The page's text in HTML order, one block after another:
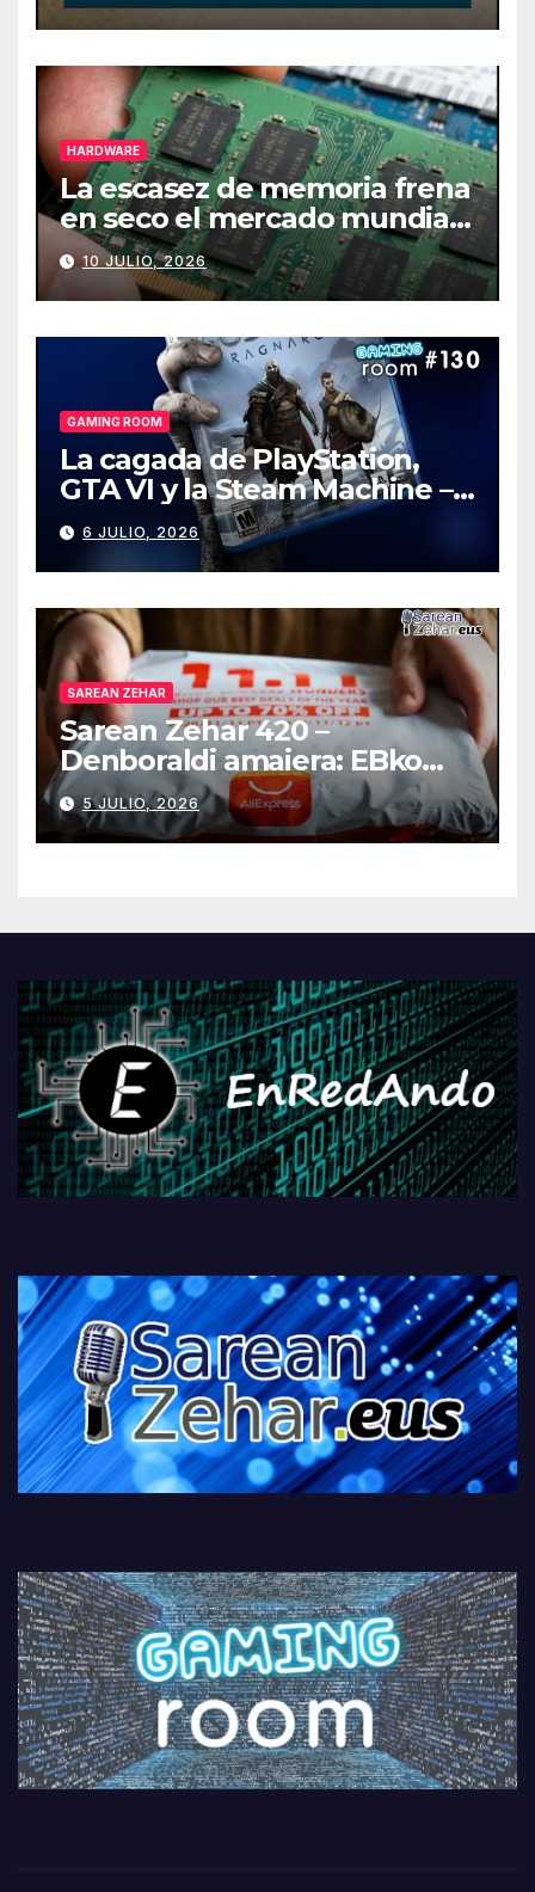
HARDWARE
La escasez de memoria frena
en seco el mercado mundial
de PCs
10 JULIO, 2026
GAMING ROOM
La cagada de PlayStation,
GTA VI y la Steam Machine –
Gaming Room #130
6 JULIO, 2026
SAREAN ZEHAR
Sarean Zehar 420 –
Denboraldi amaiera: EBko
muga-zerga berriak
AliExpressi, AEBetako AAren
kontrola, Googleri behin
PlayStationeko bideojoko
5 JULIO, 2026